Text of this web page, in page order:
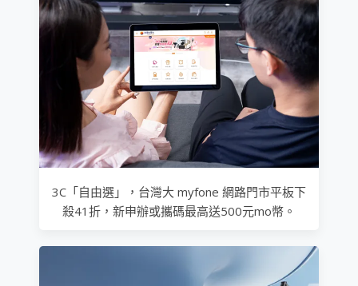
3C「自由選」，台灣大 myfone 網路門市平板下
殺41折，新申辦或攜碼最高送500元mo幣。